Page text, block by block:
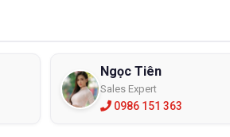
Ngọc Tiên
Sales Expert
0986 151 363